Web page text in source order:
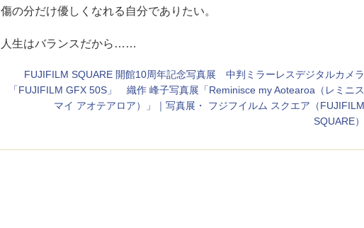
傷の分だけ優しくなれる自分でありたい。
人生はバランスだから……
FUJIFILM SQUARE 開館10周年記念写真展 中判ミラーレスデジタルカメラ
「FUJIFILM GFX 50S」 織作 峰子写真展「Reminisce my Aotearoa（レミニス
マイ アオテアロア）」｜写真展・ フジフイルム スクエア（FUJIFILM
SQUARE）